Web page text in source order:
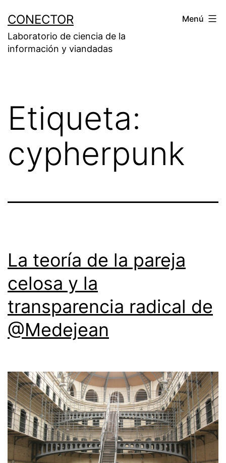
contenido
CONECTOR
Laboratorio de ciencia de la
información y viandadas
Menú
Etiqueta:
cypherpunk
La teoría de la pareja
celosa y la
transparencia radical de
@Medejean